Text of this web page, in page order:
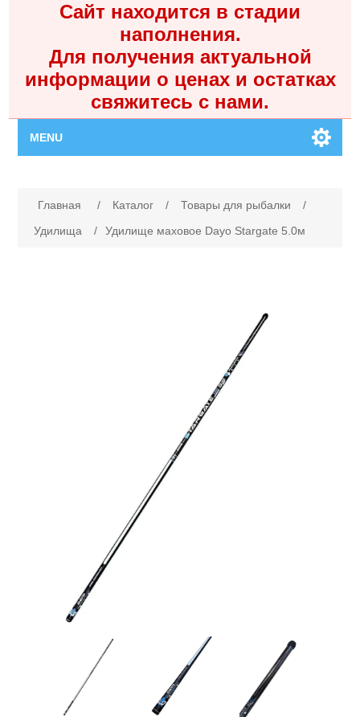
Сайт находится в стадии
наполнения.
Для получения актуальной
информации о ценах и остатках
свяжитесь с нами.
MENU
Каталог
Товары для рыбалки
Аксессуары для лодок
Главная / Каталог / Товары для рыбалки
/
Удилища
/ Удилище маховое Dayo Stargate 5.0м